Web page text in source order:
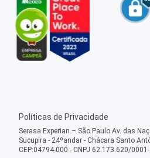
Políticas de Privacidade
Serasa Experian – São Paulo Av. das
Sucupira - 24ºandar - Chácara Santo
CEP:04794-000 - CNPJ 62.173.620/